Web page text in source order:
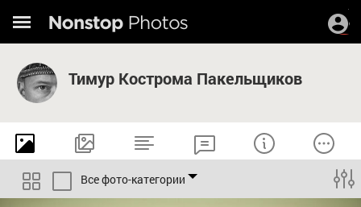
Тимур Кострома Пакельщиков
Все фото-категории